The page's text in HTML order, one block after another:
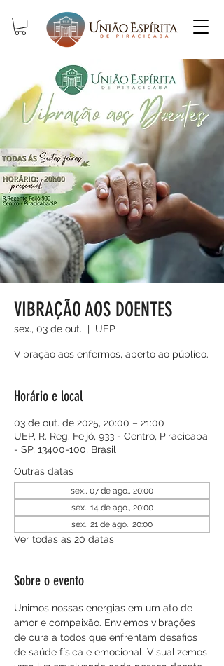
VIBRAÇÃO AOS DOENTES
sex., 03 de out.
  |
UEP
Vibração aos enfermos, aberto ao público.
Horário e local
03 de out. de 2025, 20:00 – 21:00
UEP, R. Reg. Feijó, 933 - Centro, Piracicaba
- SP, 13400-100, Brasil
Outras datas
sex., 07 de ago., 20:00
sex., 14 de ago., 20:00
sex., 21 de ago., 20:00
Ver todas as 20 datas
Sobre o evento
Unimos nossas energias em um ato de
amor e compaixão. Enviemos vibrações
de cura a todos que enfrentam desafios
de saúde física e emocional. Visualizemos